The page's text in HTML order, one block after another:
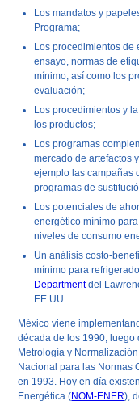
Los mandatos y
Programa;
Los procedimientos de
ensayo, normas de
mínimo; así como los
evaluación;
Los procedimientos y
los productos;
Los programas
mercado de artefactos
ejemplo las campañas
programas de
Los potenciales de
energético mínimo
niveles de consumo
Un análisis costo-
mínimo para
Departmentdel
EE.UU.
México viene
década de los 1990, luego
Metrología y
Nacional para las Normas
en 1993. Hoy en día
Energética (NOM-ENER),